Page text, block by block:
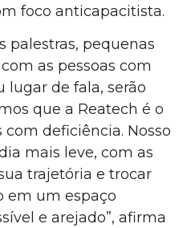
foco anticapacitista.
palestras, pequenas
as pessoas com
lugar de fala, serão
que a Reatech é o
com deficiência. Nosso
mais leve, com as
trajetória e trocar
em um espaço
e arejado”, afirma